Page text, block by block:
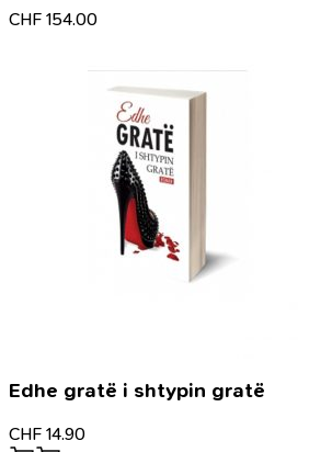
CHF 154.00
Edhe gratë i shtypin gratë
CHF 14.90